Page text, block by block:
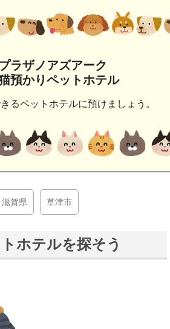
ラザノアズアーク
預かりペットホテル
るペットホテルに預けましょう。
滋賀県 草津市
ホテルを探そう